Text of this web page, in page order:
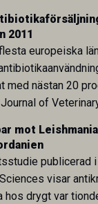
inom de båda
på en obalans i
2011
europeiska
med nästan 20
of
mot
stor.
mot
publicerad
visar
hos drygt var